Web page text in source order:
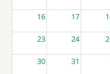
16 17
23 24
30 31